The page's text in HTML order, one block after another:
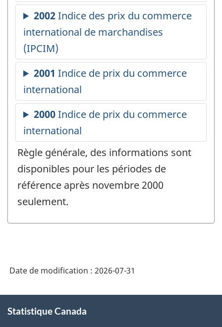
Règle générale, des informations sont
disponibles pour les périodes de
référence après novembre 2000
seulement.
Date de modification : 2026-07-31
propos
Statistique Canada